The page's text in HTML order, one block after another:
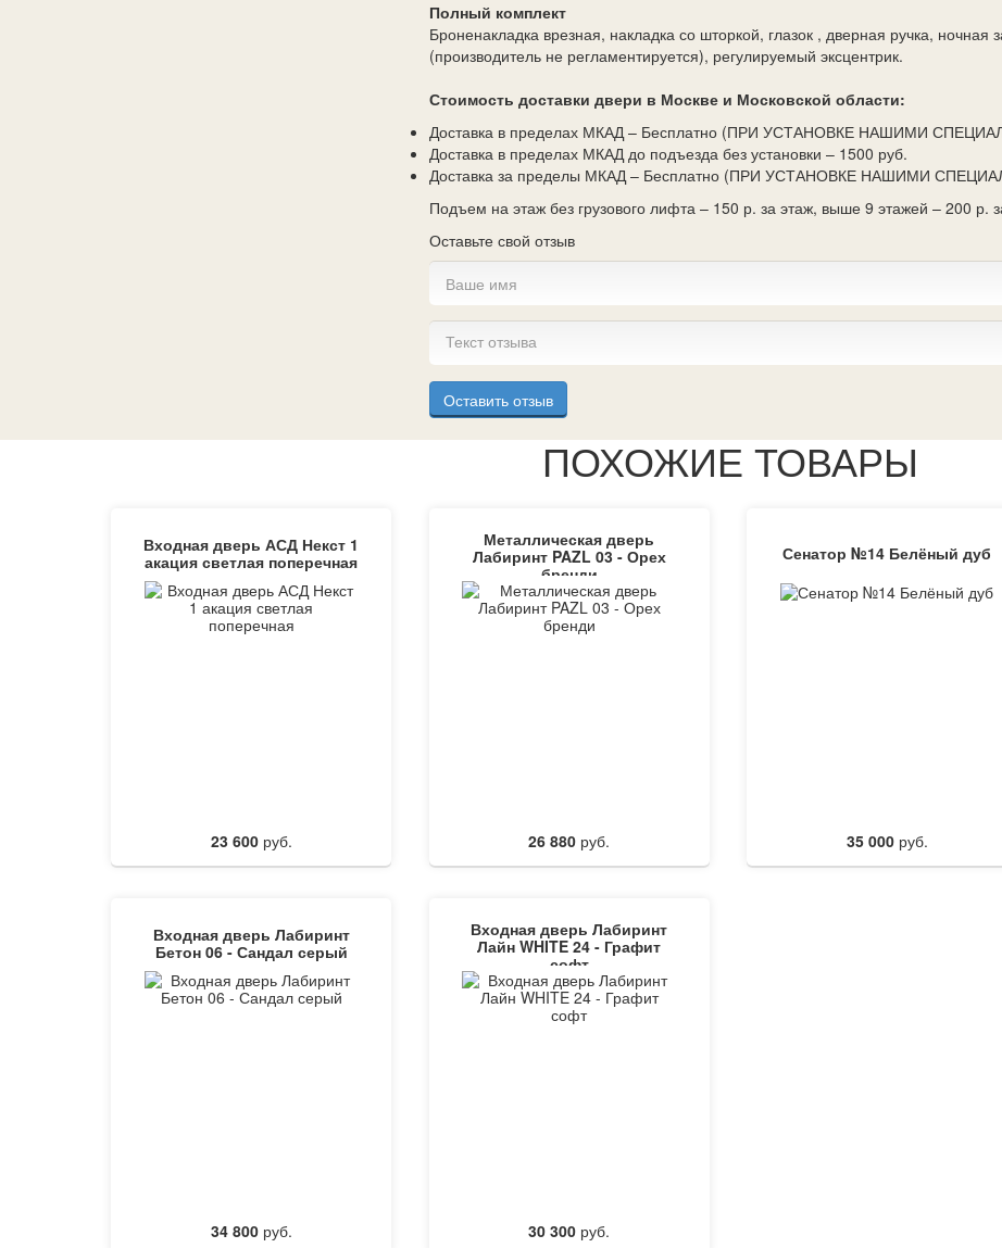
Полный комплект
Броненакладка врезная, накладка со шторкой, глазок , дверная ручка, ночная
(производитель не регламентируется), регулируемый эксцентрик.
Стоимость доставки двери в Москве и Московской области:
Доставка в пределах МКАД – Бесплатно (ПРИ УСТАНОВКЕ НАШИМИ
Доставка в пределах МКАД до подъезда без установки – 1500 руб.
Доставка за пределы МКАД – Бесплатно (ПРИ УСТАНОВКЕ НАШИМИ
Подъем на этаж без грузового лифта – 150 р. за этаж, выше 9 этажей – 200 р.
Оставьте свой отзыв
Оставить отзыв
ПОХОЖИЕ ТОВАРЫ
Входная дверь АСД Некст 1
акация светлая поперечная
23 600руб.
Металлическая дверь
Лабиринт PAZL 03 - Орех
бренди
26 880 руб.
Сенатор №14 Белёный дуб
35 000руб.
Входная дверь Лабиринт
Бетон 06 - Сандал серый
34 800руб.
Входная дверь Лабиринт
Лайн WHITE 24 - Графит
софт
30 300 руб.